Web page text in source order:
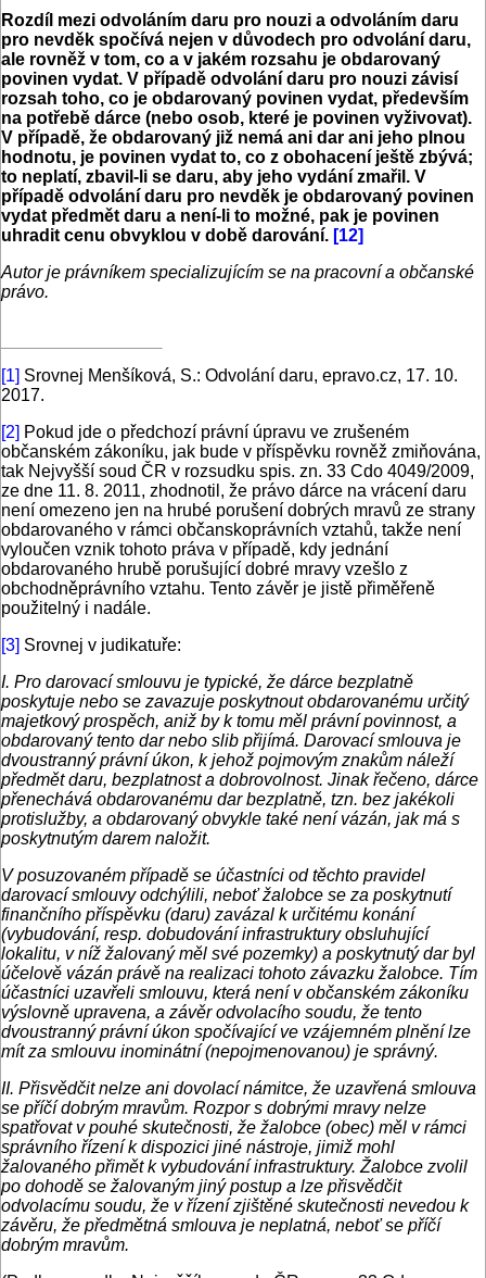
Rozdíl mezi odvoláním daru pro nouzi a odvoláním daru
pro nevděk spočívá nejen v důvodech pro odvolání daru,
ale rovněž v tom, co a v jakém rozsahu je obdarovaný
povinen vydat. V případě odvolání daru pro nouzi závisí
rozsah toho, co je obdarovaný povinen vydat, především
na potřebě dárce (nebo osob, které je povinen vyživovat).
V případě, že obdarovaný již nemá ani dar ani jeho plnou
hodnotu, je povinen vydat to, co z obohacení ještě zbývá;
to neplatí, zbavil-li se daru, aby jeho vydání zmařil. V
případě odvolání daru pro nevděk je obdarovaný povinen
vydat předmět daru a není-li to možné, pak je povinen
uhradit cenu obvyklou v době darování. [12]
Autor je právníkem specializujícím se na pracovní a občanské
právo.
[1] Srovnej Menšíková, S.: Odvolání daru, epravo.cz, 17. 10.
2017.
[2] Pokud jde o předchozí právní úpravu ve zrušeném
občanském zákoníku, jak bude v příspěvku rovněž zmiňována,
tak Nejvyšší soud ČR v rozsudku spis. zn. 33 Cdo 4049/2009,
ze dne 11. 8. 2011, zhodnotil, že právo dárce na vrácení daru
není omezeno jen na hrubé porušení dobrých mravů ze strany
obdarovaného v rámci občanskoprávních vztahů, takže není
vyloučen vznik tohoto práva v případě, kdy jednání
obdarovaného hrubě porušující dobré mravy vzešlo z
obchodněprávního vztahu. Tento závěr je jistě přiměřeně
použitelný i nadále.
[3] Srovnej v judikatuře:
I. Pro darovací smlouvu je typické, že dárce bezplatně
poskytuje nebo se zavazuje poskytnout obdarovanému určitý
majetkový prospěch, aniž by k tomu měl právní povinnost, a
obdarovaný tento dar nebo slib přijímá. Darovací smlouva je
dvoustranný právní úkon, k jehož pojmovým znakům náleží
předmět daru, bezplatnost a dobrovolnost. Jinak řečeno, dárce
přenechává obdarovanému dar bezplatně, tzn. bez jakékoli
protislužby, a obdarovaný obvykle také není vázán, jak má s
poskytnutým darem naložit.
V posuzovaném případě se účastníci od těchto pravidel
darovací smlouvy odchýlili, neboť žalobce se za poskytnutí
finančního příspěvku (daru) zavázal k určitému konání
(vybudování, resp. dobudování infrastruktury obsluhující
lokalitu, v níž žalovaný měl své pozemky) a poskytnutý dar byl
účelově vázán právě na realizaci tohoto závazku žalobce. Tím
účastníci uzavřeli smlouvu, která není v občanském zákoníku
výslovně upravena, a závěr odvolacího soudu, že tento
dvoustranný právní úkon spočívající ve vzájemném plnění lze
mít za smlouvu inominátní (nepojmenovanou) je správný.
II. Přisvědčit nelze ani dovolací námitce, že uzavřená smlouva
se příčí dobrým mravům. Rozpor s dobrými mravy nelze
spatřovat v pouhé skutečnosti, že žalobce (obec) měl v rámci
správního řízení k dispozici jiné nástroje, jimiž mohl
žalovaného přimět k vybudování infrastruktury. Žalobce zvolil
po dohodě se žalovaným jiný postup a lze přisvědčit
odvolacímu soudu, že v řízení zjištěné skutečnosti nevedou k
závěru, že předmětná smlouva je neplatná, neboť se příčí
dobrým mravům.